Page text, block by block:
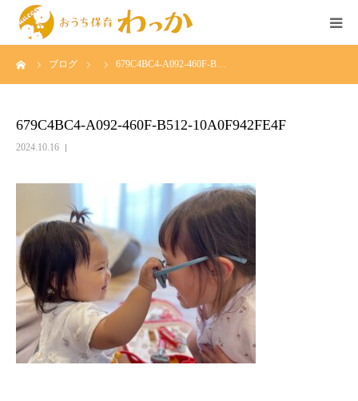
ブログ 679C4BC4-A092-460F-B…
679C4BC4-A092-460F-B512-10A0F942FE4F
2024.10.16
TOP
法人様の託児
広島のベビーシッター求人
イベント